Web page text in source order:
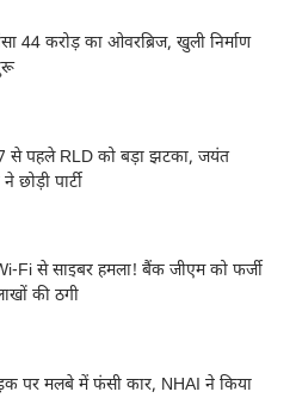
44 करोड़ का ओवरब्रिज, खुली निर्माण
से पहले RLD को बड़ा झटका, जयंत
छोड़ी पार्टी
Fi से साइबर हमला! बैंक जीएम को फर्जी
की ठगी
पर मलबे में फंसी कार, NHAI ने किया